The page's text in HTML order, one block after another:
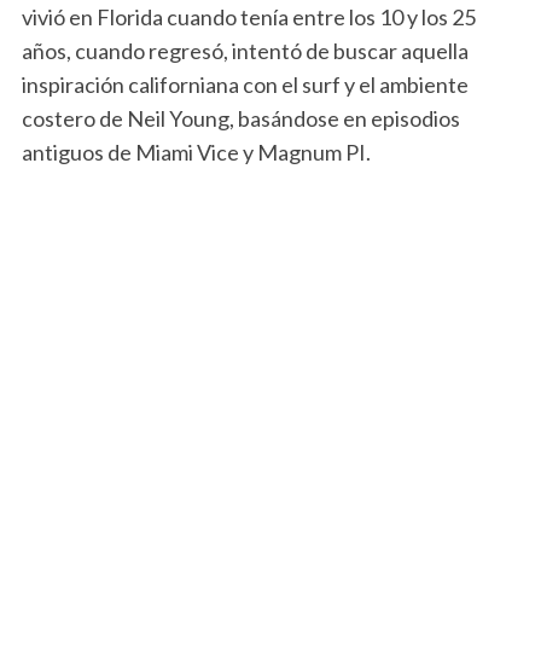
vivió en Florida cuando tenía entre los 10 y los 25
años, cuando regresó, intentó de buscar aquella
inspiración californiana con el surf y el ambiente
costero de Neil Young, basándose en episodios
antiguos de Miami Vice y Magnum PI.